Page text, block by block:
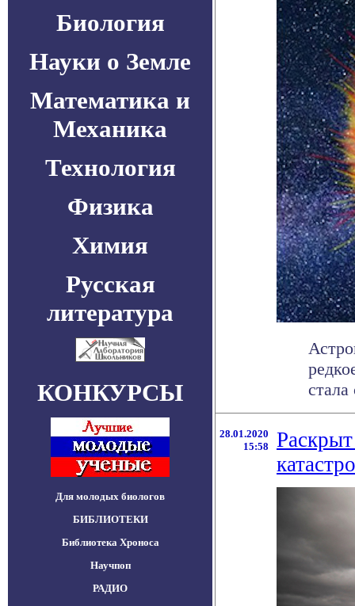
Биология
Науки о Земле
Математика и
Механика
Технология
Физика
Химия
Русская
литература
КОНКУРСЫ
Для молодых биологов
БИБЛИОТЕКИ
Библиотека Хроноса
Научпоп
РАДИО
28.01.2020
15:58